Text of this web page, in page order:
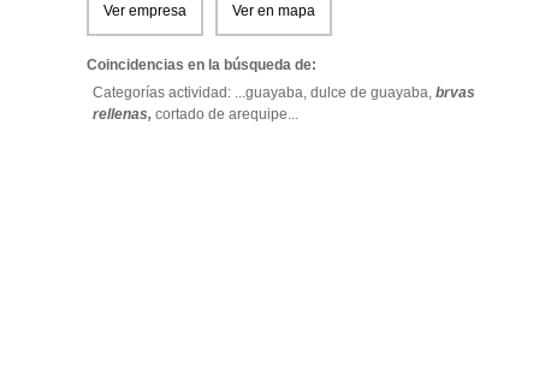
Ver empresa Ver en mapa
Coincidencias en la búsqueda de:
Categorías actividad: ...guayaba, dulce de guayaba, brvas
rellenas, cortado de arequipe...